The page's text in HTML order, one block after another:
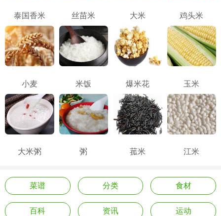
泰国香米 丝苗米 大米 鸡头米
小麦 米饭 爆米花 玉米
大米粥 粥 菰米 江米
菜谱 分类 食材
百科 资讯 运动